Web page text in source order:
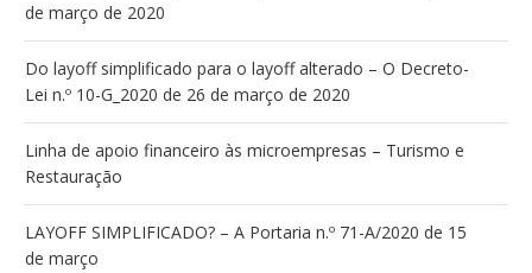
de março de 2020
Do layoff simplificado para o layoff alterado – O Decreto-
Lei n.º 10-G_2020 de 26 de março de 2020
Linha de apoio financeiro às microempresas – Turismo e
Restauração
LAYOFF SIMPLIFICADO? – A Portaria n.º 71-A/2020 de 15
de março